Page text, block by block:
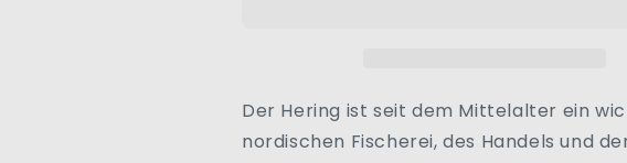
Pfeffer
&amp;
Bärlauch
Pfeffer
&amp;
Bärlauch
Der Hering ist seit dem Mittelalter ein
nordischen Fischerei, des Handels und